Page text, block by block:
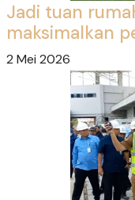
Jadi tuan
maksimalkan
2 Mei 2026